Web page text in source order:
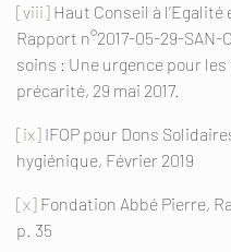
[viii] Haut Conseil à
Rapport n°2017-05-29-SAN-
soins : Une urgence pour
précarité, 29 mai 2017.
[ix] IFOP pour Dons
hygiénique, Février 2019
[x] Fondation Abbé Pierre,
p. 35